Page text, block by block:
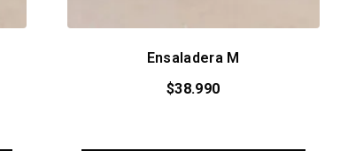
Ensaladera M
$38.990